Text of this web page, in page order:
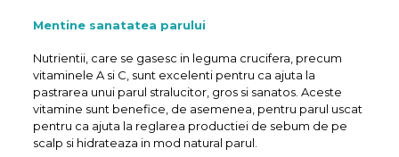
Mentine sanatatea parului
Nutrientii, care se gasesc in leguma crucifera, precum
vitaminele A si C, sunt excelenti pentru ca ajuta la
pastrarea unui parul stralucitor, gros si sanatos. Aceste
vitamine sunt benefice, de asemenea, pentru parul uscat
pentru ca ajuta la reglarea productiei de sebum de pe
scalp si hidrateaza in mod natural parul.